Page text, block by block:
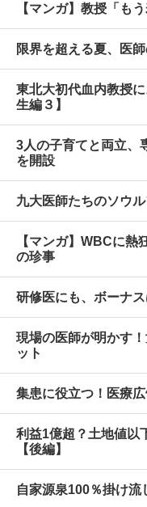
【マンガ】教授「も
限界を超える夏、医
東北大初代血内教授
生編３】
3人の子育てと両立、
を開設
九大医師たちのソウ
【マンガ】WBCに
の珍事
研修医にも、ボーナス
現場の医師が明かす
ット
集患に役立つ！医療
利益1億超？土地値以
【後編】
自家源泉100％掛け流